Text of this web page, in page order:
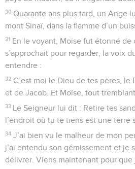
30 Quarante ans plus tard, un Ange
mont Sinaï, dans la flamme d’un
31 En le voyant, Moïse fut étonné
s’approchait pour regarder, la voix
entendre :
32 C’est moi le Dieu de tes pères, le
et de Jacob. Et Moïse, tout
33 Le Seigneur lui dit : Retire tes
l’endroit où tu te tiens est une terre
34 J’ai bien vu le malheur de mon
j’ai entendu son gémissement et je
délivrer. Viens maintenant pour que